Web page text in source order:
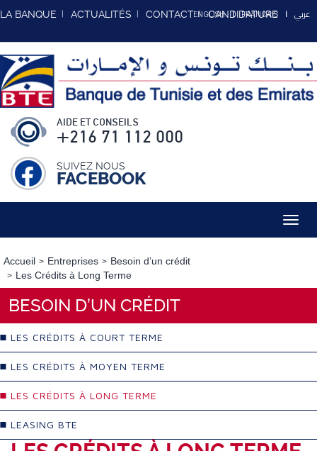
LA BANQUE ACTUALITÉS CONTACT CANDIDATURE
ENGLISH FRANCAIS عربي
AIDE ET CONSEILS
+216 71 112 000
SUIVEZ NOUS
FACEBOOK
Accueil Entreprises
Besoin d’un crédit
Les Crédits à Long Terme
BESOIN D’UN CRÉDIT
LES CRÉDITS À COURT TERME
LES CRÉDITS À MOYEN TERME
LES CRÉDITS À LONG TERME
LEASING BTE